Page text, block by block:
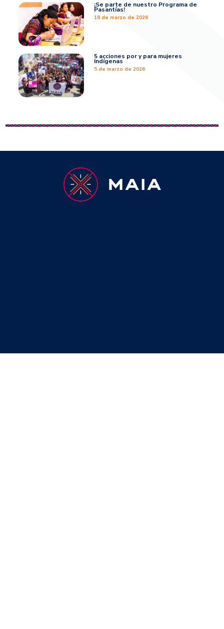
¡Se parte de nuestro Programa de
Pasantías!
18 de marzo de 2026
5 acciones por y para mujeres
Indígenas
5 de marzo de 2026